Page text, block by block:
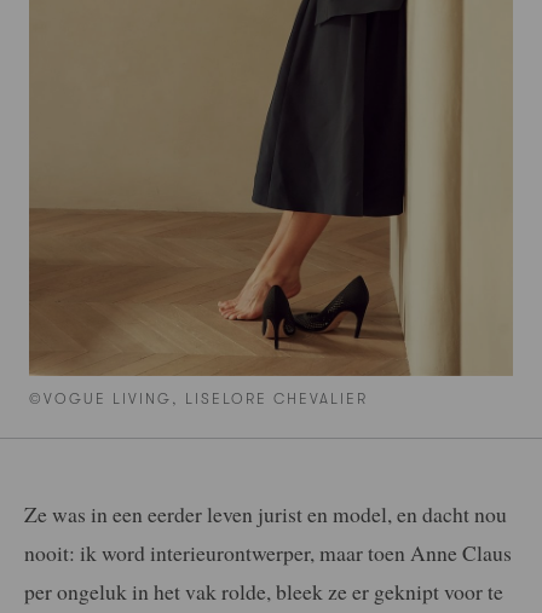
©VOGUE LIVING, LISELORE CHEVALIER
Ze was in een eerder leven jurist en model, en dacht nou
nooit: ik word interieurontwerper, maar toen Anne Claus
per ongeluk in het vak rolde, bleek ze er geknipt voor te